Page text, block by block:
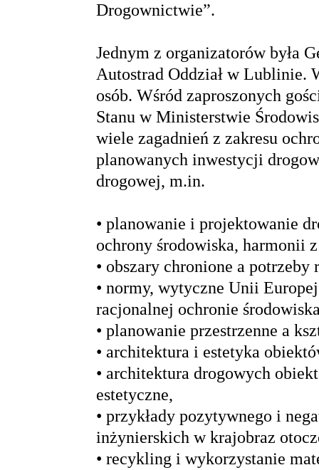
Drogownictwie”.
Jednym z organizatorów była
Autostrad Oddział w Lublinie.
osób. Wśród zaproszonych
Stanu w Ministerstwie
wiele zagadnień z zakresu
planowanych inwestycji
drogowej, m.in.
• planowanie i projektowanie
ochrony środowiska, harmonii
• obszary chronione a
• normy, wytyczne Unii
racjonalnej ochronie
• planowanie przestrzenne a
• architektura i estetyka
• architektura drogowych
estetyczne,
• przykłady pozytywnego i
inżynierskich w krajobraz
• recykling i wykorzystanie